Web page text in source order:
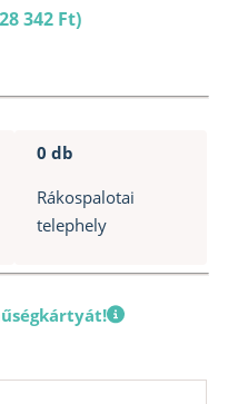
342 Ft)
0 db
Rákospalotai
telephely